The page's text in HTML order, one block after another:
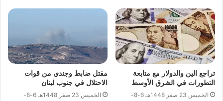
تراجع الين والدولار مع متابعة
التطورات في الشرق الأوسط
الخميس 23 صفر 1448هـ 6-8-
مقتل ضابط وجندي من قوات
الاحتلال في جنوب لبنان
الخميس 23 صفر 1448هـ 6-8-